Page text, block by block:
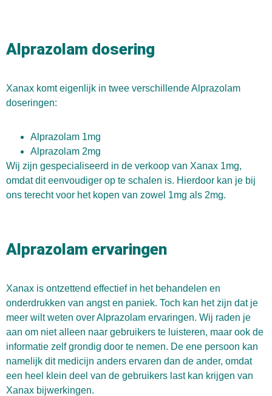
Alprazolam dosering
Xanax komt eigenlijk in twee verschillende Alprazolam
doseringen:
Alprazolam 1mg
Alprazolam 2mg
Wij zijn gespecialiseerd in de verkoop van Xanax 1mg,
omdat dit eenvoudiger op te schalen is. Hierdoor kan je bij
ons terecht voor het kopen van zowel 1mg als 2mg.
Alprazolam ervaringen
Xanax is ontzettend effectief in het behandelen en
onderdrukken van angst en paniek. Toch kan het zijn dat je
meer wilt weten over Alprazolam ervaringen. Wij raden je
aan om niet alleen naar gebruikers te luisteren, maar ook de
informatie zelf grondig door te nemen. De ene persoon kan
namelijk dit medicijn anders ervaren dan de ander, omdat
een heel klein deel van de gebruikers last kan krijgen van
Xanax bijwerkingen.